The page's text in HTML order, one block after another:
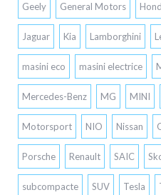
Geely General Motors
Jaguar Kia Lamborghini
masini eco masini electrice
Mercedes-Benz MG MINI
Motorsport NIO Nissan
Porsche Renault SAIC
subcompacte SUV Tesla